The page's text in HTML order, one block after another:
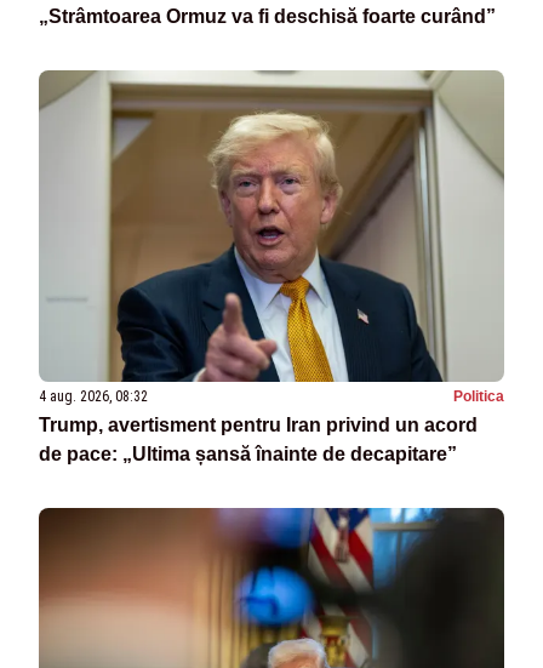
„Strâmtoarea Ormuz va fi deschisă foarte curând”
4 aug. 2026, 08:32 Politica
Trump, avertisment pentru Iran privind un acord
de pace: „Ultima șansă înainte de decapitare”